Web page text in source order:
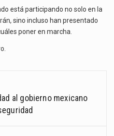
está participando no solo en la
sino incluso han presentado
poner en marcha.
.
al gobierno mexicano